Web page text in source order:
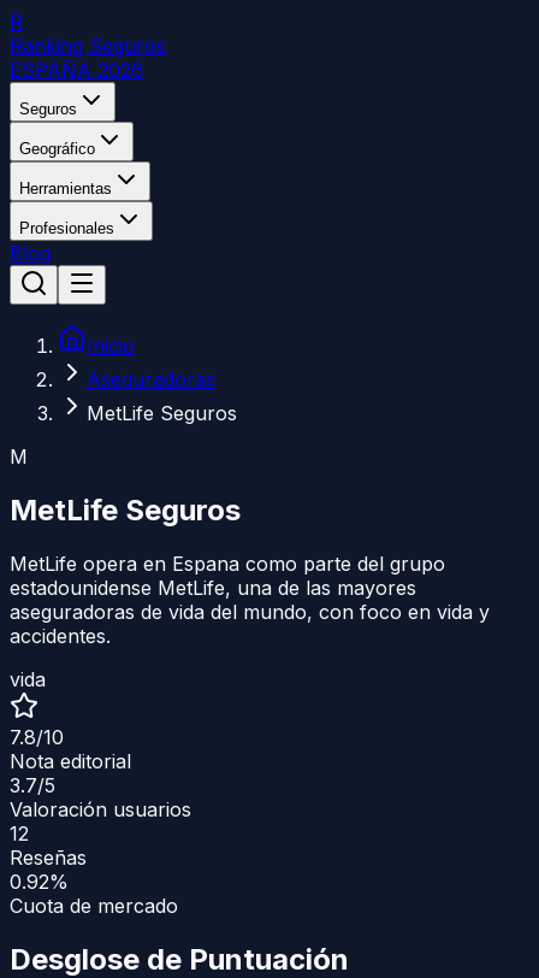
R
Ranking Seguros
ESPAÑA 2026
Seguros
Geográfico
Herramientas
Profesionales
Blog
Inicio
Aseguradoras
MetLife Seguros
M
MetLife Seguros
MetLife opera en Espana como parte del grupo
estadounidense MetLife, una de las mayores
aseguradoras de vida del mundo, con foco en vida y
accidentes.
vida
7.8/10
Nota editorial
3.7/5
Valoración usuarios
12
Reseñas
0.92%
Cuota de mercado
Desglose de Puntuación